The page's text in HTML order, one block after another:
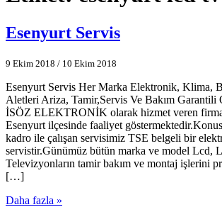
Esenyurt Servis
9 Ekim 2018 / 10 Ekim 2018
Esenyurt Servis Her Marka Elektronik, Klima,
Aletleri Ariza, Tamir,Servis Ve Bakım Garantili
İSÖZ ELEKTRONİK olarak hizmet veren
Esenyurt ilçesinde faaliyet
kadro ile çalışan servisimiz TSE belgeli bir
servistir.Günümüz bütün marka ve model Lcd,
Televizyonların tamir bakım ve montaj işlerini
[…]
Daha fazla »